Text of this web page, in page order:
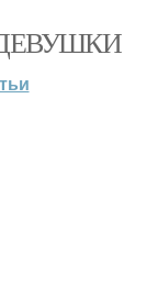
ДЕВУШКИ